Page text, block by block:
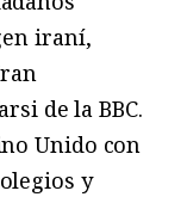
iraní,
de la BBC.
Unido con
y